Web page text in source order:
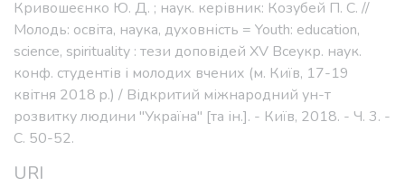
URI
https://ekmair.ukma.edu.ua/handle/123456789/14727
Collections
Факультет природничих наук
Full item page